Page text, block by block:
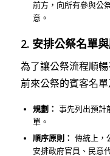
前方，向所有參與公
意。
2. 安排公祭名單
為了讓公祭流程順
前來公祭的賓客名
規劃： 事先列出預計
單。
順序原則： 傳統上，
安排政府官員、民意